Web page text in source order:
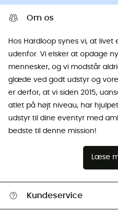
Om os
Hos Hardloop synes vi, at
udenfor. Vi elsker at opdage
mennesker, og vi modstår
glæde ved godt udstyr og
er derfor, at vi siden 2015,
atlet på højt niveau, har
udstyr til dine eventyr med
bedste til denne mission!
Læse
Kundeservice